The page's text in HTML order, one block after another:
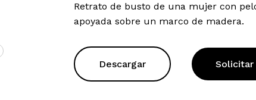
Retrato de busto de una mujer con
apoyada sobre un marco de madera.
Descargar Solicitar